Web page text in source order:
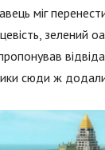
міг
зелений
сюди ж